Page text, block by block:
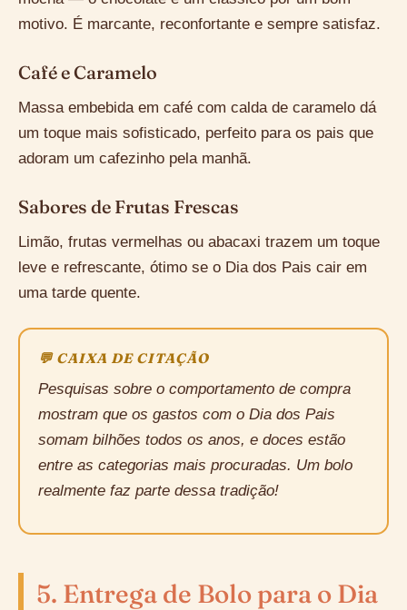
motivo. É marcante, reconfortante e sempre satisfaz.
Café e Caramelo
Massa embebida em café com calda de caramelo dá
um toque mais sofisticado, perfeito para os pais que
adoram um cafezinho pela manhã.
Sabores de Frutas Frescas
Limão, frutas vermelhas ou abacaxi trazem um toque
leve e refrescante, ótimo se o Dia dos Pais cair em
uma tarde quente.
💬 CAIXA DE CITAÇÃO
Pesquisas sobre o comportamento de compra
mostram que os gastos com o Dia dos Pais
somam bilhões todos os anos, e doces estão
entre as categorias mais procuradas. Um bolo
realmente faz parte dessa tradição!
5. Entrega de Bolo para o Dia